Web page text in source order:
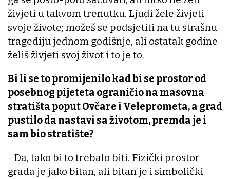
živjeti u takvom trenutku. Ljudi žele živjeti
svoje živote; možeš se podsjetiti na tu strašnu
tragediju jednom godišnje, ali ostatak godine
želiš živjeti svoj život i to je to.
Bi li se to promijenilo kad bi se prostor od
posebnog pijeteta ograničio na masovna
stratišta poput Ovčare i Veleprometa, a grad
pustilo da nastavi sa životom, premda je i
sam bio stratište?
- Da, tako bi to trebalo biti. Fizički prostor
grada je jako bitan, ali bitan je i simbolički